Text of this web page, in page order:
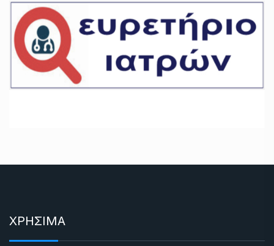
ΧΡΗΣΙΜΑ